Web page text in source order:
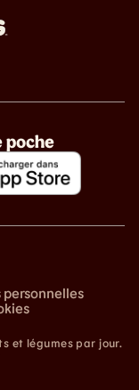
poche
personnelles
et légumes par jour.